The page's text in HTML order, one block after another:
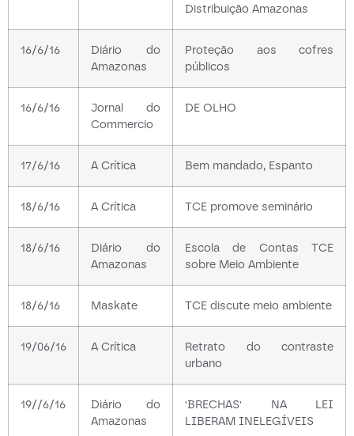
Distribuição Amazonas
16/6/16
Diário do
Amazonas
Proteção aos cofres
públicos
16/6/16
Jornal do
Commercio
DE OLHO
17/6/16 A Crítica Bem mandado, Espanto
18/6/16 A Crítica TCE promove seminário
18/6/16
Diário do
Amazonas
Escola de Contas TCE
sobre Meio Ambiente
18/6/16 Maskate TCE discute meio ambiente
19/06/16 A Crítica
Retrato do contraste
urbano
19//6/16
Diário do
Amazonas
'BRECHAS' NA LEI
LIBERAM INELEGÍVEIS